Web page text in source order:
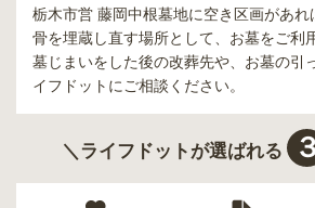
栃木市営 藤岡中根墓地に空き区画があ
骨を埋蔵し直す場所として、お墓をご利
墓じまいをした後の改葬先や、お墓の引
イフドットにご相談ください。
＼ライフドットが選ばれる ３